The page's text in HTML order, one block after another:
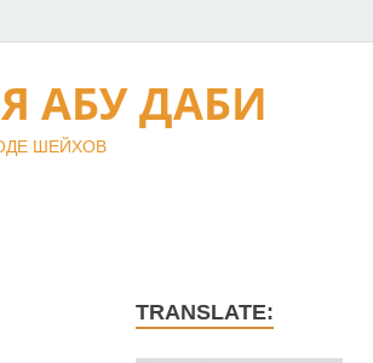
АБУ ДАБИ
ШЕЙХОВ
TRANSLATE: